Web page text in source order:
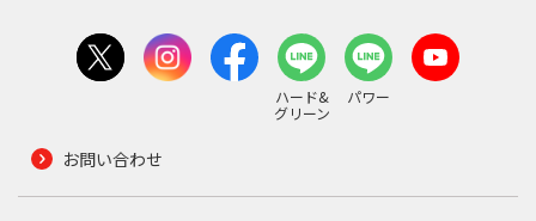
ハード&
グリーン
パワー
お問い合わせ